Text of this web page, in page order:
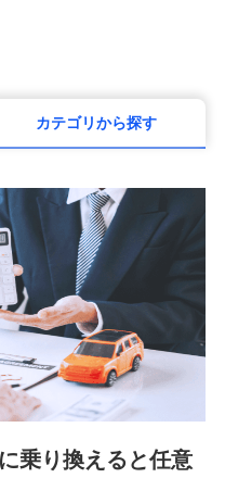
www.metlife.co.jp/)
kailash.co.jp/)
(https://www.i-
社 (https://www.sbipet-
式会社
会社
カテゴリから探す
乗り換えると任意